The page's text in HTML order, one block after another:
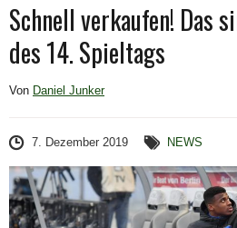
Schnell verkaufen! Das
des 14. Spieltags
Von Daniel Junker
7. Dezember 2019 NEWS